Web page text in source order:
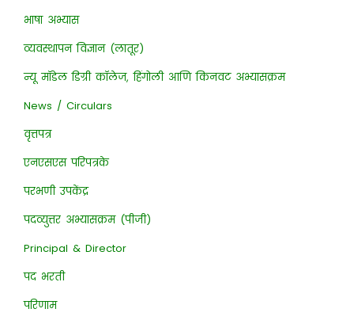
भाषा अभ्यास
व्यवस्थापन विज्ञान (लातूर)
न्यू मॉडेल डिग्री कॉलेज, हिंगोली आणि किनवट अभ्यासक्रम
News / Circulars
वृत्तपत्र
एनएसएस परिपत्रके
परभणी उपकेंद्र
पदव्युत्तर अभ्यासक्रम (पीजी)
Principal & Director
पद भरती
परिणाम